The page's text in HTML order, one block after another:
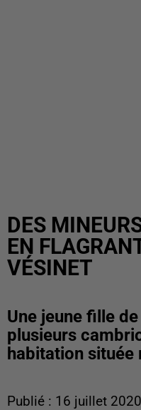
DES
EN
VÉSINET
Une jeune fille
plusieurs
habitation située
Publié : 16 juillet